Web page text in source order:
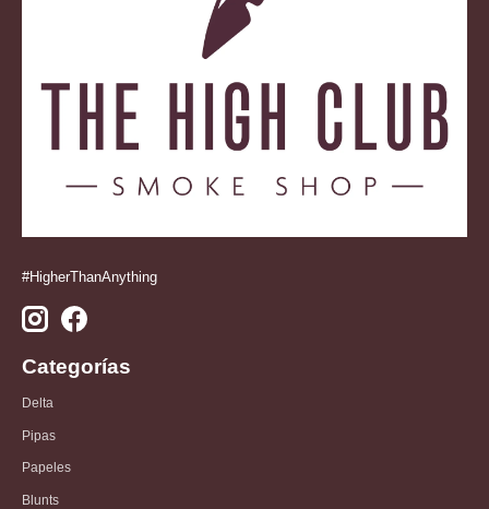
#HigherThanAnything
Categorías
Delta
Pipas
Papeles
Blunts